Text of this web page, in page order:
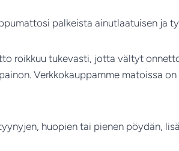
palkeista ainutlaatuisen ja
roikkuu tukevasti, jotta vältyt
Verkkokauppamme matoissa
huopien tai pienen pöydän,